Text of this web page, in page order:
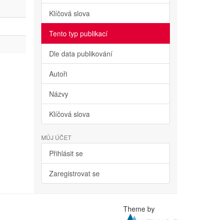
Klíčová slova
Tento typ publikací
Dle data publikování
Autoři
Názvy
Klíčová slova
MŮJ ÚČET
Přihlásit se
Zaregistrovat se
Theme by